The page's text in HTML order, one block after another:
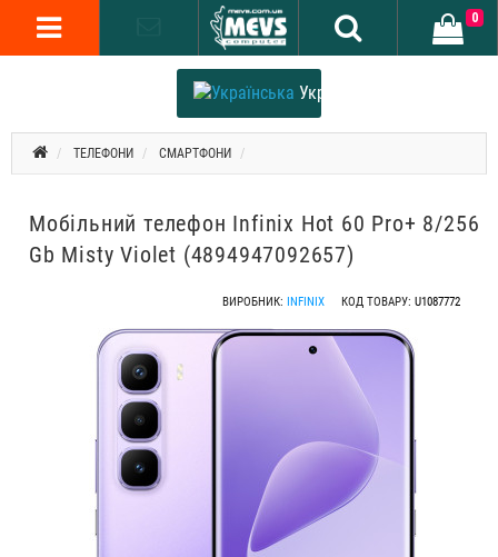
Українська
0
ТЕЛЕФОНИ СМАРТФОНИ
Мобільний телефон Infinix Hot 60 Pro+ 8/256
Gb Misty Violet (4894947092657)
ВИРОБНИК: INFINIX КОД ТОВАРУ: U1087772